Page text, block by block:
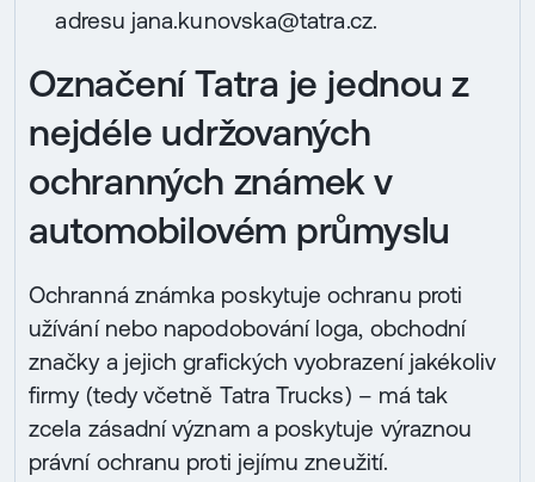
adresu jana.kunovska@tatra.cz.
Označení Tatra je jednou z
nejdéle udržovaných
ochranných známek v
automobilovém průmyslu
Ochranná známka poskytuje ochranu proti
užívání nebo napodobování loga, obchodní
značky a jejich grafických vyobrazení jakékoliv
firmy (tedy včetně Tatra Trucks) – má tak
zcela zásadní význam a poskytuje výraznou
právní ochranu proti jejímu zneužití.